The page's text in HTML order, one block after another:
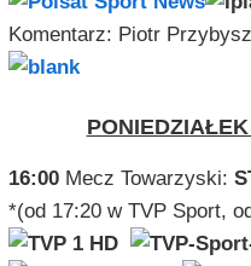
Komentarz: Piotr Przybysz
16:00 Mecz Towarzyski:
*(od 17:20 w TVP Sport,